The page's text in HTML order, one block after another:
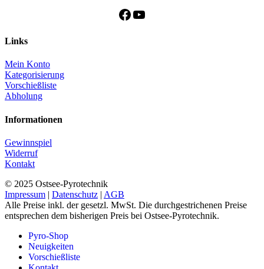
Facebook
YouTube
Links
Mein Konto
Kategorisierung
Vorschießliste
Abholung
Informationen
Gewinnspiel
Widerruf
Kontakt
© 2025 Ostsee-Pyrotechnik
Impressum | Datenschutz | AGB
Alle Preise inkl. der gesetzl. MwSt. Die durchgestrichenen Preise
entsprechen dem bisherigen Preis bei Ostsee-Pyrotechnik.
Pyro-Shop
Neuigkeiten
Vorschießliste